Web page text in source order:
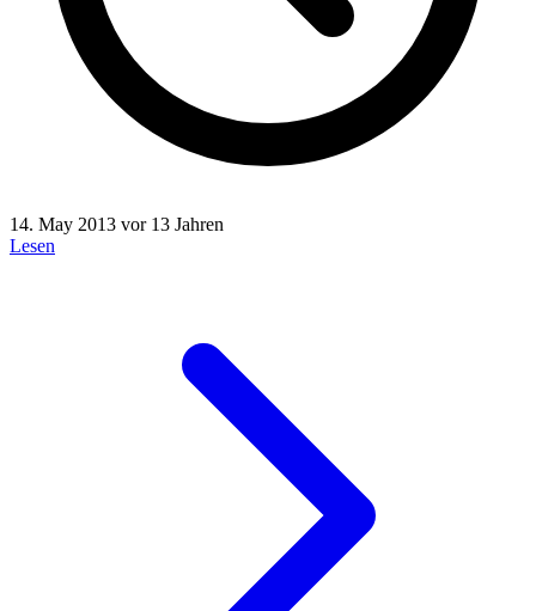
14. May 2013 vor 13 Jahren
Lesen